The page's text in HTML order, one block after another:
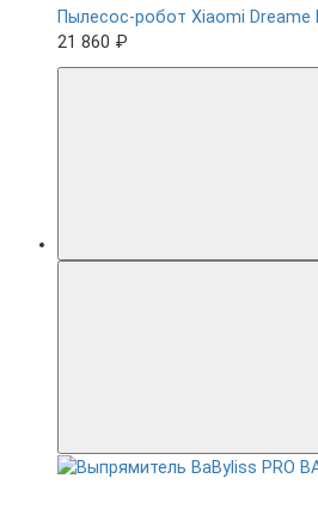
Пылесос-робот Xiaomi Dreame
21 860 ₽